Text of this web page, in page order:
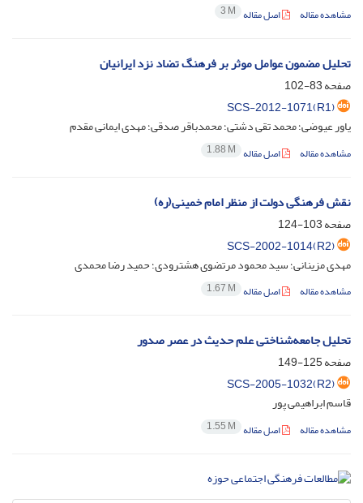
مشاهده مقاله اصل مقاله 3 M
تحلیل مضمون عوامل موثر بر فرهنگ تضاد نزد ایرانیان
صفحه83-102
SCS-2012-1071(R1)
یاور عیوضی؛ محمد تقی دشتی؛ محمدباقر صدقی؛ مهدی ایمانی مقدم
مشاهده مقاله اصل مقاله 1.88 M
نقش فرهنگی دولت از منظر امام خمینی(ره)
صفحه103-124
SCS-2002-1014(R2)
مهدی مزینانی؛ سید محمود مرتضوی هشترودی؛ حمید رضا محمدی
مشاهده مقاله اصل مقاله 1.67 M
تحلیل جامعه‌شناختی علم حدیث در عصر صدور
صفحه125-149
SCS-2005-1032(R2)
قاسم ابراهیمی پور
مشاهده مقاله اصل مقاله 1.55 M